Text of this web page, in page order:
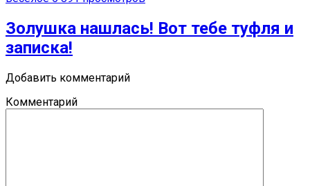
Золушка нашлась! Вот тебе туфля и
записка!
Добавить комментарий
Комментарий